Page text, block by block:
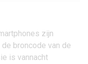
zijn
broncode van de
is vannacht